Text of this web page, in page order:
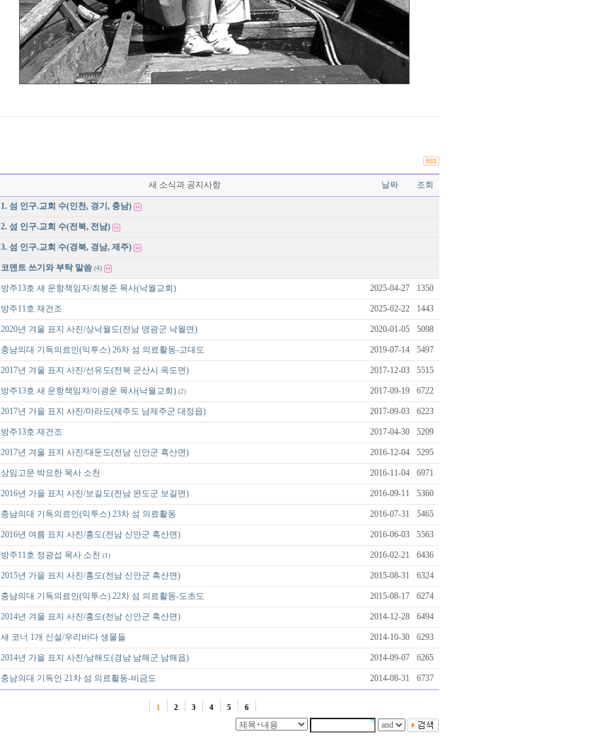
새 소식과 공지사항 날짜 조회
1. 섬 인구.교회 수(인천, 경기, 충남)
2. 섬 인구.교회 수(전북, 전남)
3. 섬 인구.교회 수(경북, 경남, 제주)
코멘트 쓰기와 부탁 말씀 (4)
방주13호 새 운항책임자/최봉준 목사(낙월교회) 2025-04-27 1350
방주11호 재건조 2025-02-22 1443
2020년 겨울 표지 사진/상낙월도(전남 영광군 낙월면) 2020-01-05 5098
충남의대 기독의료인(익투스) 26차 섬 의료활동-고대도 2019-07-14 5497
2017년 겨울 표지 사진/선유도(전북 군산시 옥도면) 2017-12-03 5515
방주13호 새 운항책임자/이광운 목사(낙월교회) (2) 2017-09-19 6722
2017년 가을 표지 사진/마라도(제주도 남제주군 대정읍) 2017-09-03 6223
방주13호 재건조 2017-04-30 5209
2017년 겨울 표지 사진/대둔도(전남 신안군 흑산면) 2016-12-04 5295
상임고문 박요한 목사 소천 2016-11-04 6971
2016년 가을 표지 사진/보길도(전남 완도군 보길면) 2016-09-11 5360
충남의대 기독의료인(익투스) 23차 섬 의료활동 2016-07-31 5465
2016년 여름 표지 사진/홍도(전남 신안군 흑산면) 2016-06-03 5563
방주11호 정광섭 목사 소천 (1) 2016-02-21 6436
2015년 가을 표지 사진/홍도(전남 신안군 흑산면) 2015-08-31 6324
충남의대 기독의료인(익투스) 22차 섬 의료활동-도초도 2015-08-17 6274
2014년 겨울 표지 사진/홍도(전남 신안군 흑산면) 2014-12-28 6494
새 코너 1개 신설/우리바다 생물들 2014-10-30 6293
2014년 가을 표지 사진/남해도(경남 남해군 남해읍) 2014-09-07 6265
충남의대 기독인 21차 섬 의료활동-비금도 2014-08-31 6737
1 2 3 4 5 6